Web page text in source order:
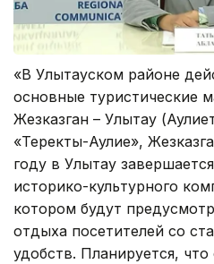
«В Улытауском районе
основные туристические
Жезказган – Улытау
«Теректы-Аулие»,
году в Улытау
историко-культурного
котором будут
отдыха посетителей со
удобств. Планируется,